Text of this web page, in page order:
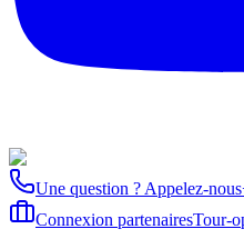
Une question ? Appelez-nous
Connexion partenairesTour-